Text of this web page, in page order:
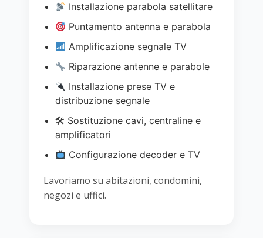
Installazione parabola satellitare
Puntamento antenna e parabola
Amplificazione segnale TV
Riparazione antenne e parabole
Installazione prese TV e
distribuzione segnale
🛠 Sostituzione cavi, centraline e
amplificatori
Configurazione decoder e TV
Lavoriamo su abitazioni, condomini,
negozi e uffici.